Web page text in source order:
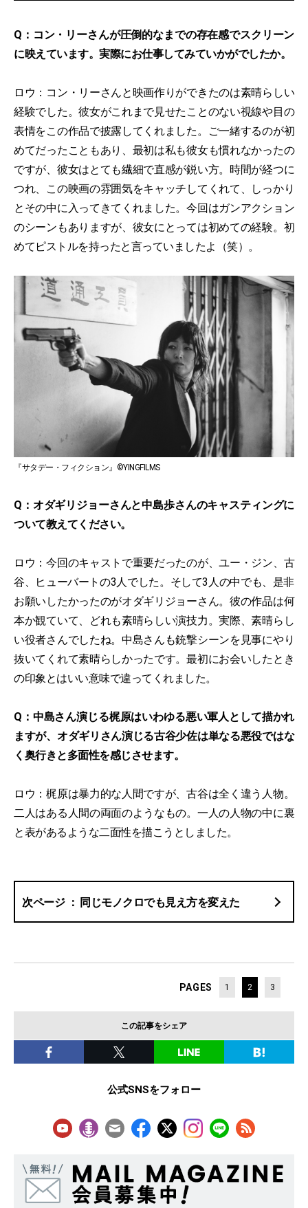
Q：コン・リーさんが圧倒的なまでの存在感でスクリーン
に映えています。実際にお仕事してみていかがでしたか。
ロウ：コン・リーさんと映画作りができたのは素晴らしい
経験でした。彼女がこれまで見せたことのない視線や目の
表情をこの作品で披露してくれました。ご一緒するのが初
めてだったこともあり、最初は私も彼女も慣れなかったの
ですが、彼女はとても繊細で直感が鋭い方。時間が経つに
つれ、この映画の雰囲気をキャッチしてくれて、しっかり
とその中に入ってきてくれました。今回はガンアクション
のシーンもありますが、彼女にとっては初めての経験。初
めてピストルを持ったと言っていましたよ（笑）。
『サタデー・フィクション』©YINGFILMS
Q：オダギリジョーさんと中島歩さんのキャスティングに
ついて教えてください。
ロウ：今回のキャストで重要だったのが、ユー・ジン、古
谷、ヒューバートの3人でした。そして3人の中でも、是非
お願いしたかったのがオダギリジョーさん。彼の作品は何
本か観ていて、どれも素晴らしい演技力。実際、素晴らし
い役者さんでしたね。中島さんも銃撃シーンを見事にやり
抜いてくれて素晴らしかったです。最初にお会いしたとき
の印象とはいい意味で違ってくれました。
Q：中島さん演じる梶原はいわゆる悪い軍人として描かれ
ますが、オダギリさん演じる古谷少佐は単なる悪役ではな
く奥行きと多面性を感じさせます。
ロウ：梶原は暴力的な人間ですが、古谷は全く違う人物。
二人はある人間の両面のようなもの。一人の人物の中に裏
と表があるような二面性を描こうとしました。
同じモノクロでも見え方を変えた
PAGES 1 2 3
この記事をシェア
公式SNSをフォロー